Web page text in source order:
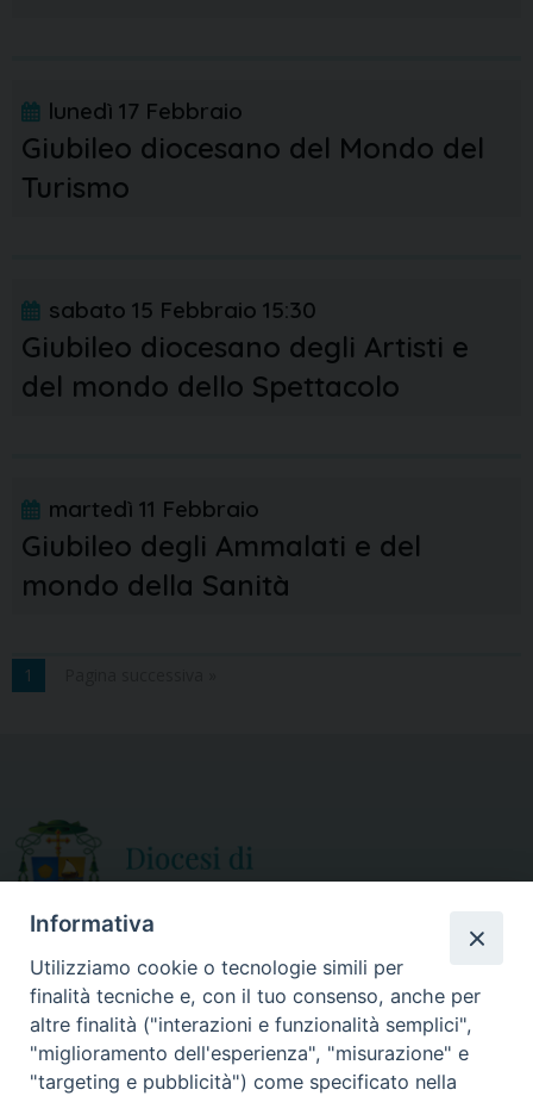
lunedì 17 Febbraio
Giubileo diocesano del Mondo del
Turismo
sabato 15 Febbraio 15:30
Giubileo diocesano degli Artisti e
del mondo dello Spettacolo
martedì 11 Febbraio
Giubileo degli Ammalati e del
mondo della Sanità
1
CURIA DIOCESANA
Via Episcopio, 15
89852 MILETO (VV)
ORARIO APERTURA
Mercoledì e Sabato
dalle 10.00 alle 12.30
Informativa
Utilizziamo cookie o tecnologie simili per
finalità tecniche e, con il tuo consenso, anche per
altre finalità ("interazioni e funzionalità semplici",
"miglioramento dell'esperienza", "misurazione" e
"targeting e pubblicità") come specificato nella